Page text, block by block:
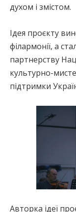
духом і змістом.
Ідея проєкту
філармонії, а
партнерству
культурно-
підтримки
Авторка ідеї